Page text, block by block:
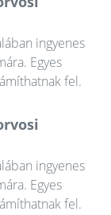
ingyenes
Egyes
fel.
ingyenes
Egyes
fel.